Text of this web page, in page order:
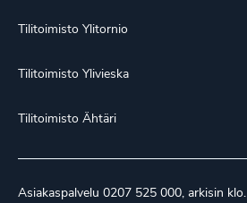
Tilitoimisto Ylitornio
Tilitoimisto Ylivieska
Tilitoimisto Ähtäri
Asiakaspalvelu 0207 525 000, arkisin klo.